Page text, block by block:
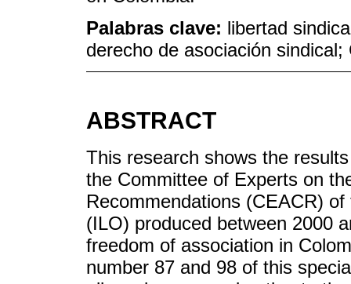
Palabras clave: libertad
derecho de asociación
ABSTRACT
This research shows the
the Committee of Experts on
Recommendations (CEACR)
(ILO) produced between 2000
freedom of association in
number 87 and 98 of this